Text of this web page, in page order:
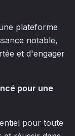
plateforme
notable,
et d'engager
pour une
pour toute